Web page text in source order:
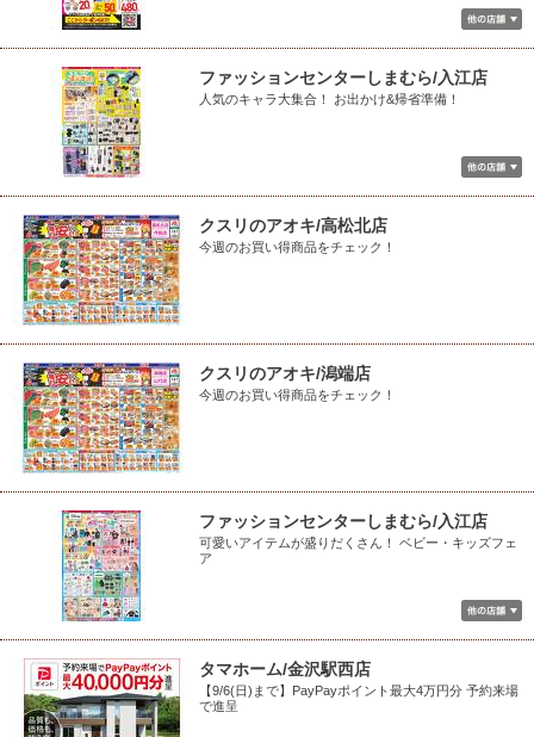
ファッションセンターしまむら/入江店
人気のキャラ大集合！ お出かけ&帰省準備！
クスリのアオキ/高松北店
今週のお買い得商品をチェック！
クスリのアオキ/潟端店
今週のお買い得商品をチェック！
ファッションセンターしまむら/入江店
可愛いアイテムが盛りだくさん！ ベビー・キッズフェ
ア
タマホーム/金沢駅西店
【9/6(日)まで】PayPayポイント最大4万円分 予約来場
で進呈